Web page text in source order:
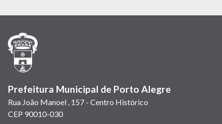
em
janela)
em
em
(link
em
em
em
Prefeitura Municipal de Porto Alegre
Rua João Manoel , 157 - Centro Histórico
CEP 90010-030